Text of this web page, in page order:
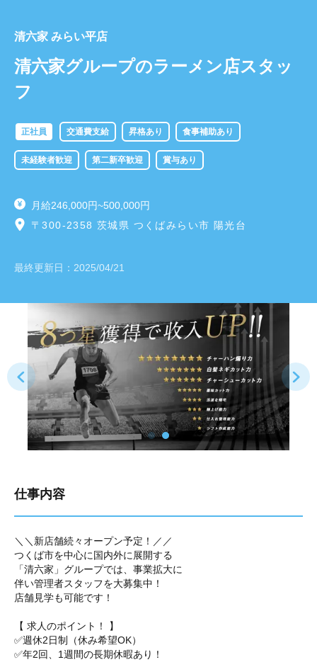
清六家 みらい平店
清六家グループのラーメン店スタッ
フ
正社員 交通費支給 昇格あり 食事補助あり
未経験者歓迎 第二新卒歓迎 賞与あり
月給246,000円~500,000円
〒300-2358 茨城県 つくばみらい市 陽光台
最終更新日： 2025/04/21
仕事内容
＼＼新店舗続々オープン予定！／／
つくば市を中心に国内外に展開する
「清六家」グループでは、事業拡大に
伴い管理者スタッフを大募集中！
店舗見学も可能です！
【 求人のポイント！ 】
✅週休2日制（休み希望OK）
✅年2回、1週間の長期休暇あり！